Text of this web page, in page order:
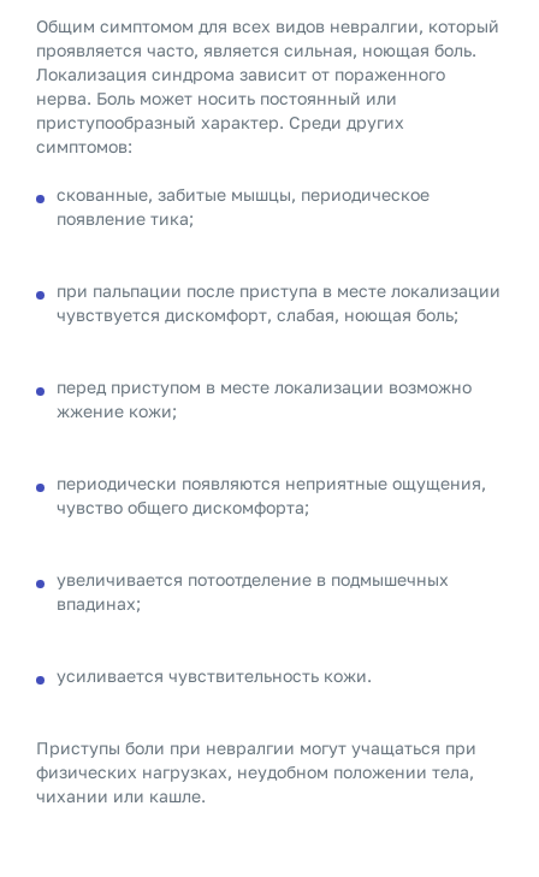
Общим симптомом для всех видов невралгии, который
проявляется часто, является сильная, ноющая боль.
Локализация синдрома зависит от пораженного
нерва. Боль может носить постоянный или
приступообразный характер. Среди других
симптомов:
скованные, забитые мышцы, периодическое
появление тика;
при пальпации после приступа в месте локализации
чувствуется дискомфорт, слабая, ноющая боль;
перед приступом в месте локализации возможно
жжение кожи;
периодически появляются неприятные ощущения,
чувство общего дискомфорта;
увеличивается потоотделение в подмышечных
впадинах;
усиливается чувствительность кожи.
Приступы боли при невралгии могут учащаться при
физических нагрузках, неудобном положении тела,
чихании или кашле.